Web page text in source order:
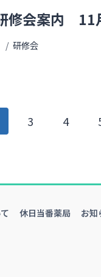
修会案内 11
研修会
3 4
休日当番薬局 お知